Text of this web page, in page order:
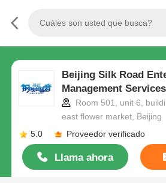
Beijing Silk Road
Management
Room 501, unit 6,
east flower market, Beijing
5.0
Proveedor verificado
Llama ahora